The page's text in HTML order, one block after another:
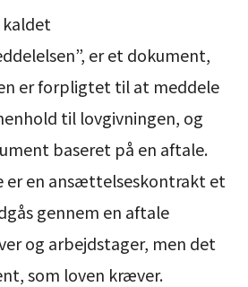
er et dokument,
er forpligtet til at meddele
til lovgivningen, og
baseret på en aftale.
er en ansættelseskontrakt et
gennem en aftale
og arbejdstager, men det
som loven kræver.